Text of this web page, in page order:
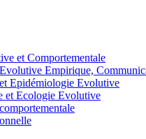
et Comportementale
Empirique,
Epidémiologie Evolutive
et Ecologie Evolutive